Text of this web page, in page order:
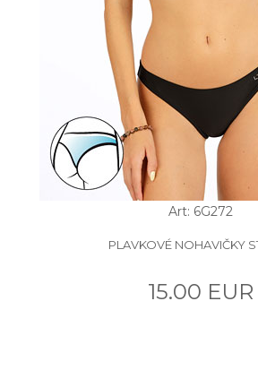
Art: 6G272
PLAVKOVÉ NOHAVIČKY
15.00 EUR